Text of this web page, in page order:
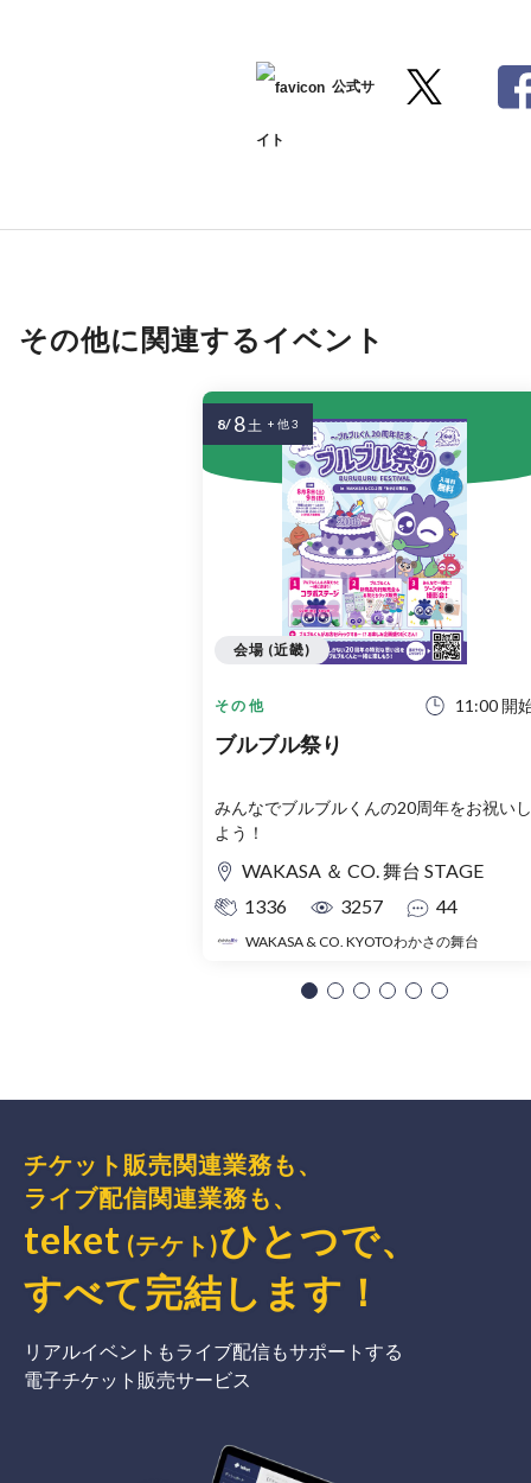
公式サ
イト
その他に関連するイベント
その他 11:00 開
ブルブル祭り
みんなでブルブルくんの20周年をお祝いし
よう！
WAKASA ＆ CO. 舞台 STAGE
1336
3257 44
WAKASA & CO. KYOTOわかさの舞台
会場 (近畿)
8/ 8土 + 他 3
チケット販売関連業務も、
ライブ配信関連業務も、
teket (テケト)ひとつで、
すべて完結 します ！
リアルイベントもライブ配信もサポートする
電子チケット販売サービス